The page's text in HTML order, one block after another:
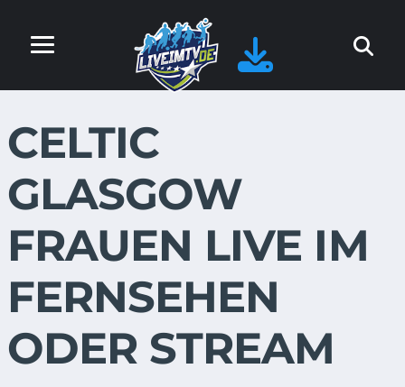
CELTIC
GLASGOW
FRAUEN LIVE IM
FERNSEHEN
ODER STREAM